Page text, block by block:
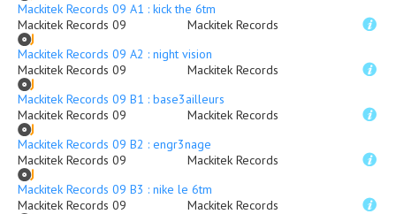
Mackitek Records 09 A1 : kick the 6tm
Mackitek Records 09
Mackitek Records
Mackitek Records 09 A2 : night vision
Mackitek Records 09
Mackitek Records
Mackitek Records 09 B1 : base3ailleurs
Mackitek Records 09
Mackitek Records
Mackitek Records 09 B2 : engr3nage
Mackitek Records 09
Mackitek Records
Mackitek Records 09 B3 : nike le 6tm
Mackitek Records 09
Mackitek Records